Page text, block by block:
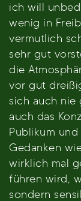
ich will
wenig in
vermutlich
sehr gut
die
vor gut
sich auch nie
auch das
Publikum und
Gedanken
wirklich mal
führen wird,
sondern